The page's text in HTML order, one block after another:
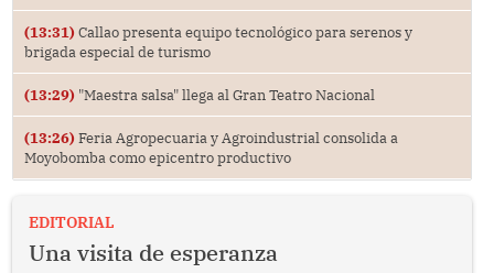
(13:31) Callao presenta equipo tecnológico para serenos y
brigada especial de turismo
(13:29) "Maestra salsa" llega al Gran Teatro Nacional
(13:26) Feria Agropecuaria y Agroindustrial consolida a
Moyobomba como epicentro productivo
EDITORIAL
Una visita de esperanza